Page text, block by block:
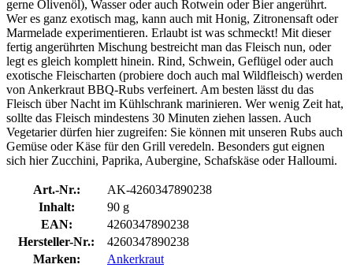
gerne Olivenöl), Wasser oder auch Rotwein oder Bier angerührt.
Wer es ganz exotisch mag, kann auch mit Honig, Zitronensaft oder
Marmelade experimentieren. Erlaubt ist was schmeckt! Mit dieser
fertig angerührten Mischung bestreicht man das Fleisch nun, oder
legt es gleich komplett hinein. Rind, Schwein, Geflügel oder auch
exotische Fleischarten (probiere doch auch mal Wildfleisch) werden
von Ankerkraut BBQ-Rubs verfeinert. Am besten lässt du das
Fleisch über Nacht im Kühlschrank marinieren. Wer wenig Zeit hat,
sollte das Fleisch mindestens 30 Minuten ziehen lassen. Auch
Vegetarier dürfen hier zugreifen: Sie können mit unseren Rubs auch
Gemüse oder Käse für den Grill veredeln. Besonders gut eignen
sich hier Zucchini, Paprika, Aubergine, Schafskäse oder Halloumi.
Art.-Nr.:
AK-4260347890238
Inhalt:
90 g
EAN:
4260347890238
Hersteller-Nr.:
4260347890238
Marken:
Ankerkraut